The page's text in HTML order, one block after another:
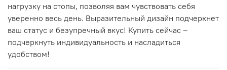
нагрузку на стопы, позволяя вам чувствовать себя
уверенно весь день. Выразительный дизайн подчеркнет
ваш статус и безупречный вкус! Купить сейчас –
подчеркнуть индивидуальность и насладиться
удобством!